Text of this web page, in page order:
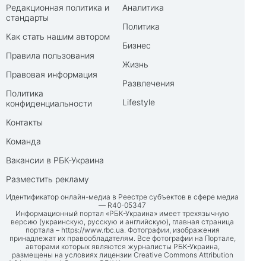
Редакционная политика и
стандарты
Как стать нашим автором
Правила пользования
Правовая информация
Политика
конфиденциальности
Контакты
Команда
Вакансии в РБК-Украина
Разместить рекламу
Аналитика
Политика
Бизнес
Жизнь
Развлечения
Lifestyle
Идентификатор онлайн-медиа в Реестре субъектов в сфере медиа
— R40-05347
Информационный портал «РБК-Украина» имеет трехязычную
версию (украинскую, русскую и английскую), главная страница
портала – https://www.rbc.ua . Фотографии, изображения
принадлежат их правообладателям. Все фотографии на Портале,
авторами которых являются журналисты РБК-Украина,
размещены на условиях лицензии Creative Commons Attribution